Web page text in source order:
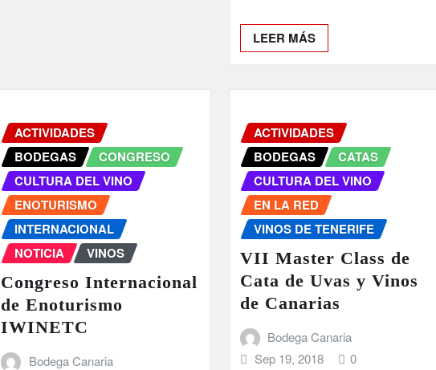
LEER MÁS
ACTIVIDADES
BODEGAS
CONGRESO
CULTURA DEL VINO
ENOTURISMO
INTERNACIONAL
NOTICIA
VINOS
Congreso Internacional
de Enoturismo
IWINETC
Bodega Canaria
ACTIVIDADES
BODEGAS
CATAS
CULTURA DEL VINO
EN LA RED
VINOS DE TENERIFE
VII Master Class de
Cata de Uvas y Vinos
de Canarias
Bodega Canaria
Sep 19, 2018
0